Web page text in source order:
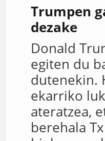
Trumpen
dezake
Donald
egiten du
dutenekin.
ekarriko
ateratzea,
berehala